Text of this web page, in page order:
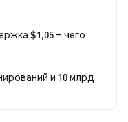
$1,05 – чего
и 10 млрд